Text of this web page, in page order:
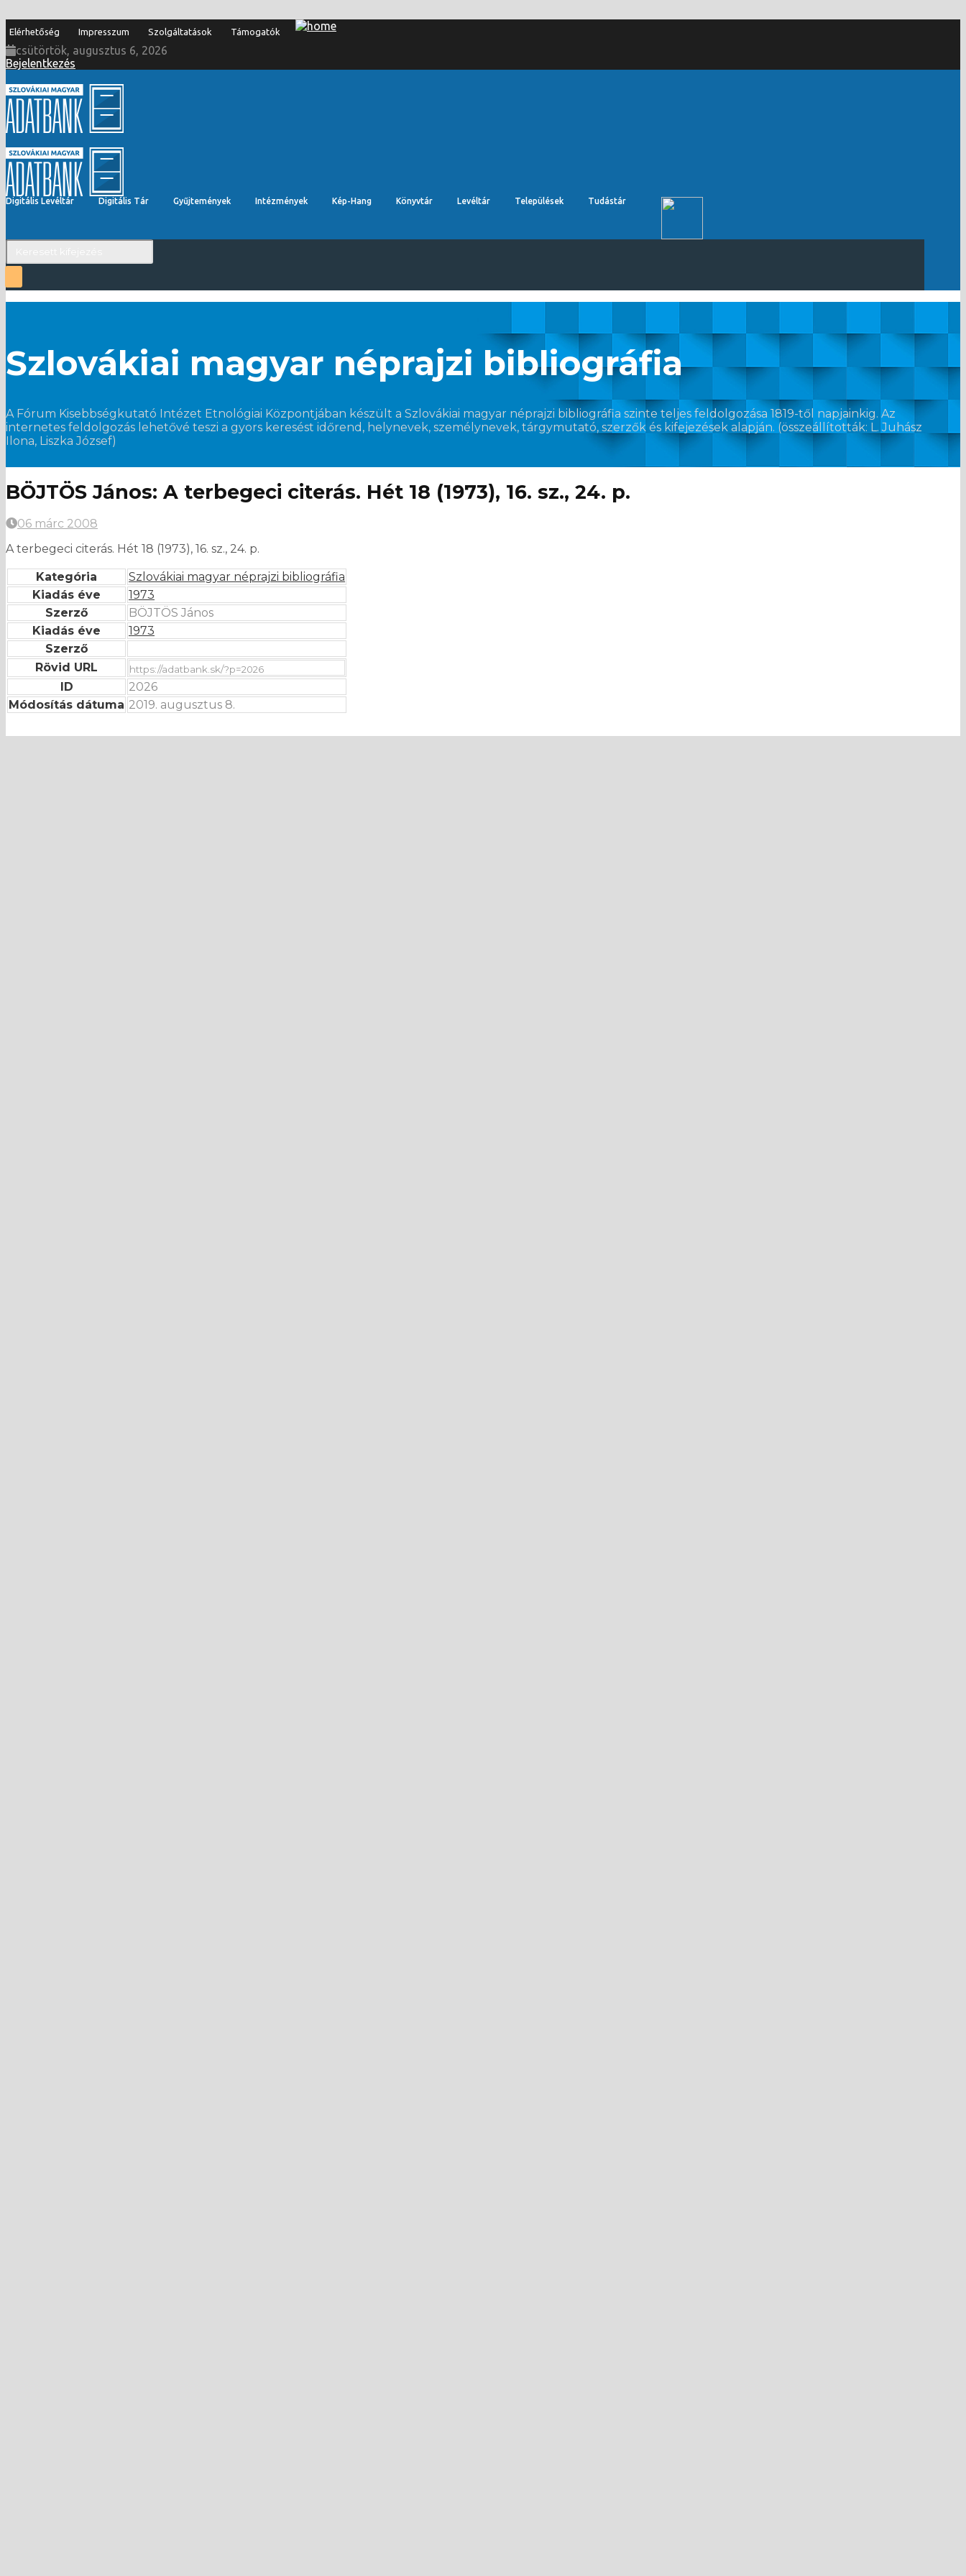
Elérhetőség Impresszum Szolgáltatások Támogatók
csütörtök, augusztus 6, 2026
Bejelentkezés
Digitális Levéltár Digitális Tár Gyűjtemények Intézmények Kép-Hang Könyvtár Levéltár Települések Tudástár
Szlovákiai magyar néprajzi bibliográfia
A Fórum Kisebbségkutató Intézet Etnológiai Központjában készült a Szlovákiai magyar néprajzi bibliográfia szinte teljes feldolgozása 1819-től napjainkig. Az
internetes feldolgozás lehetővé teszi a gyors keresést időrend, helynevek, személynevek, tárgymutató, szerzők és kifejezések alapján. (összeállították: L. Juhász
Ilona, Liszka József)
BÖJTÖS János: A terbegeci citerás. Hét 18 (1973), 16. sz., 24. p.
06 márc 2008
A terbegeci citerás. Hét 18 (1973), 16. sz., 24. p.
Kategória
Szlovákiai magyar néprajzi bibliográfia
Kiadás éve
1973
Szerző
BÖJTÖS János
Kiadás éve
1973
Szerző
Rövid URL
ID
2026
Módosítás dátuma 2019. augusztus 8.